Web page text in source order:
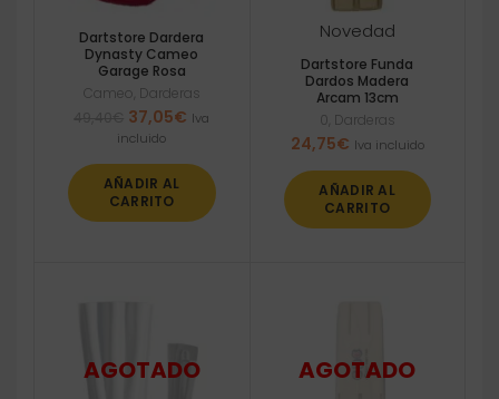
Dartstore Dardera
Dynasty Cameo
Garage Rosa
Cameo Darderas
El
precio
era:
49,40€.
37,05€ El
es:
37,05€.
Iva
incluido
AÑADIR AL
CARRITO
Novedad
Dartstore Funda
Dardos Madera
Arcam 13cm
0 Darderas
24,75€ Iva incluido
AÑADIR AL
CARRITO